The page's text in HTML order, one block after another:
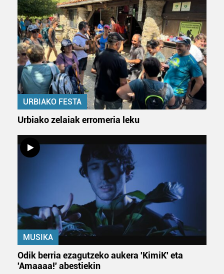
Webgune honek cookie propioak eta hirugarrenen cookie-
fitxategiak erabiltzen ditu. Zure esperientzia eta
zerbitzuak hobetzeko asmoz, cookie teknologiaz
baliatzen gara. Ohar hau onartuz gero, teknologia hori
erabiltzeko baimen esplizitua ematen diguzu.Gehiago
irakurri
URBIAKO FESTA
Urbiako zelaiak erromeria leku
MUSIKA
Odik berria ezagutzeko aukera 'KimiK' eta
'Amaaaa!' abestiekin